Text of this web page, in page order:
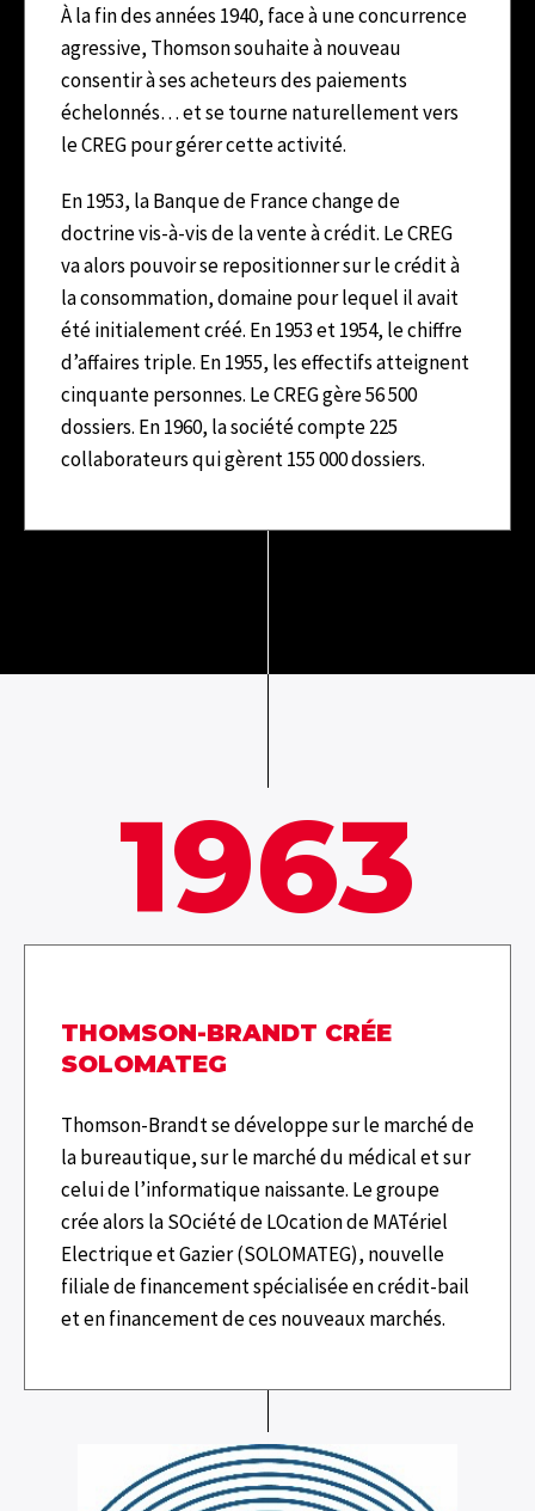
À la fin des années 1940, face à une concurrence
agressive, Thomson souhaite à nouveau
consentir à ses acheteurs des paiements
échelonnés… et se tourne naturellement vers
le CREG pour gérer cette activité.
En 1953, la Banque de France change de
doctrine vis-à-vis de la vente à crédit. Le CREG
va alors pouvoir se repositionner sur le crédit à
la consommation, domaine pour lequel il avait
été initialement créé. En 1953 et 1954, le chiffre
d’affaires triple. En 1955, les effectifs atteignent
cinquante personnes. Le CREG gère 56 500
dossiers. En 1960, la société compte 225
collaborateurs qui gèrent 155 000 dossiers.
1963
THOMSON-BRANDT CRÉE
SOLOMATEG
Thomson-Brandt se développe sur le marché de
la bureautique, sur le marché du médical et sur
celui de l’informatique naissante. Le groupe
crée alors la SOciété de LOcation de MATériel
Electrique et Gazier (SOLOMATEG), nouvelle
filiale de financement spécialisée en crédit-bail
et en financement de ces nouveaux marchés.